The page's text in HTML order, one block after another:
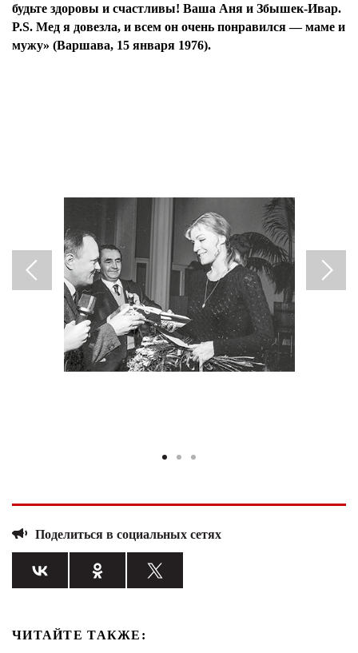
будьте здоровы и счастливы! Ваша Аня и Збышек-Ивар.
P.S. Мед я довезла, и всем он очень понравился — маме и
мужу» (Варшава, 15 января 1976).
Поделиться в социальных сетях
ЧИТАЙТЕ ТАКЖЕ: